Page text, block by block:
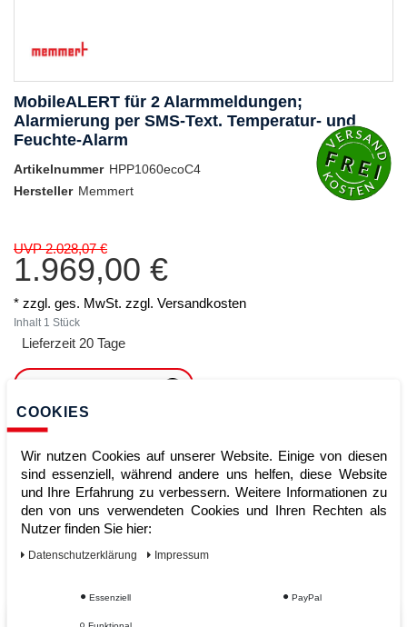
MobileALERT für 2 Alarmmeldungen;
Alarmierung per SMS-Text. Temperatur- und
Feuchte-Alarm
Artikelnummer HPP1060ecoC4
Hersteller Memmert
UVP 2.028,07 €
1.969,00 €
* zzgl. ges. MwSt. zzgl. Versandkosten
Inhalt 1 Stück
Lieferzeit 20 Tage
HINZUFÜGEN
Sofort lieferbar
Kauf auf Rechnung
COOKIES
Wir nutzen Cookies auf unserer Website. Einige von diesen
sind essenziell, während andere uns helfen, diese Website
und Ihre Erfahrung zu verbessern. Weitere Informationen zu
den von uns verwendeten Cookies und Ihren Rechten als
Nutzer finden Sie hier:
Daten­schutz­erklärung Impressum
Essenziell PayPal
Funktional